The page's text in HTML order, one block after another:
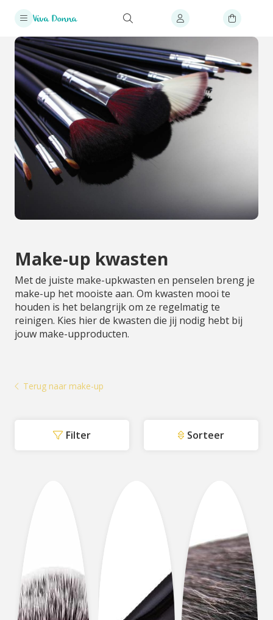
Make-up kwasten
Met de juiste make-upkwasten en penselen breng je
make-up het mooiste aan. Om kwasten mooi te
houden is het belangrijk om ze regelmatig te
reinigen. Kies hier de kwasten die jij nodig hebt bij
jouw make-upproducten.
Terug naar make-up
Filter Sorteer